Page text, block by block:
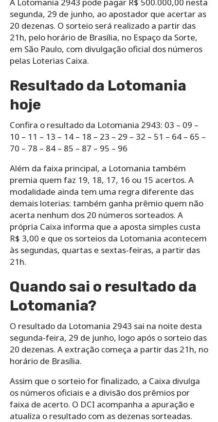
segunda, 29 de junho, ao apostador que acertar as
20 dezenas. O sorteio será realizado a partir das
21h, pelo horário de Brasília, no Espaço da Sorte,
em São Paulo, com divulgação oficial dos números
pelas Loterias Caixa.
Resultado da Lotomania
hoje
Confira o resultado da Lotomania 2943: 03 – 09 –
10 – 11 – 13 – 14 – 18 – 23 – 29 – 32 – 51 – 64 – 65 –
70 – 78 – 84 – 85 – 87 – 95 – 96
Além da faixa principal, a Lotomania também
premia quem faz 19, 18, 17, 16 ou 15 acertos. A
modalidade ainda tem uma regra diferente das
demais loterias: também ganha prêmio quem não
acerta nenhum dos 20 números sorteados. A
própria Caixa informa que a aposta simples custa
R$ 3,00 e que os sorteios da Lotomania acontecem
às segundas, quartas e sextas-feiras, a partir das
21h.
Quando sai o resultado da
Lotomania?
O resultado da Lotomania 2943 sai na noite desta
segunda-feira, 29 de junho, logo após o sorteio das
20 dezenas. A extração começa a partir das 21h, no
horário de Brasília.
Assim que o sorteio for finalizado, a Caixa divulga
os números oficiais e a divisão dos prêmios por
faixa de acerto. O DCI acompanha a apuração e
atualiza o resultado com as dezenas sorteadas.